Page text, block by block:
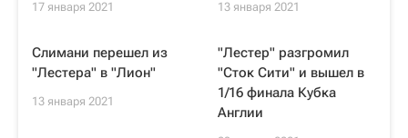
17 января 2021 13 января 2021
Слимани перешел из
"Лестера" в "Лион"
13 января 2021
"Лестер" разгромил
"Сток Сити" и вышел в
1/16 финала Кубка
Англии